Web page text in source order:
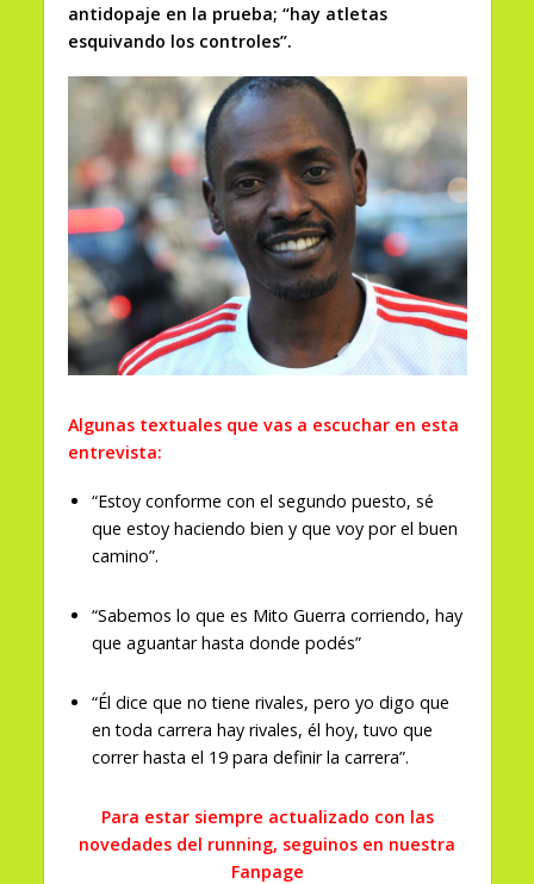
antidopaje en la prueba; “hay atletas
esquivando los controles”.
Algunas textuales que vas a escuchar en esta
entrevista:
“Estoy conforme con el segundo puesto, sé
que estoy haciendo bien y que voy por el buen
camino”.
“Sabemos lo que es Mito Guerra corriendo, hay
que aguantar hasta donde podés”
“Él dice que no tiene rivales, pero yo digo que
en toda carrera hay rivales, él hoy, tuvo que
correr hasta el 19 para definir la carrera”.
Para estar siempre actualizado con las
novedades del running, seguinos en nuestra
Fanpage